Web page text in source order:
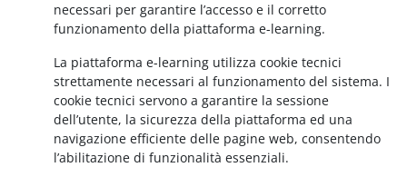
necessari per garantire l’accesso e il corretto
funzionamento della piattaforma e-learning.
La piattaforma e-learning utilizza cookie tecnici
strettamente necessari al funzionamento del sistema. I
cookie tecnici servono a garantire la sessione
dell’utente, la sicurezza della piattaforma ed una
navigazione efficiente delle pagine web, consentendo
l’abilitazione di funzionalità essenziali.